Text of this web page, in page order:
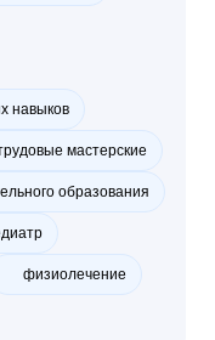
навыков
мастерские
образования
физиолечение